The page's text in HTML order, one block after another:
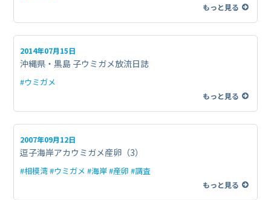
もっと見る
2014年07月15日
沖縄県・黒島 子ウミガメ放流日誌
#ウミガメ
もっと見る
2007年09月12日
逗子海岸アカウミガメ産卵（3）
#相模湾 #ウミガメ #海岸 #産卵 #調査
もっと見る